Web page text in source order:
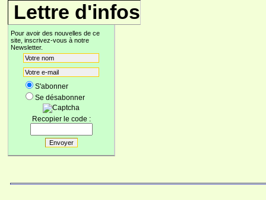
Lettre d'infos
Pour avoir des nouvelles de ce
site, inscrivez-vous à notre
Newsletter.
S'abonner
Se désabonner
Recopier le code :